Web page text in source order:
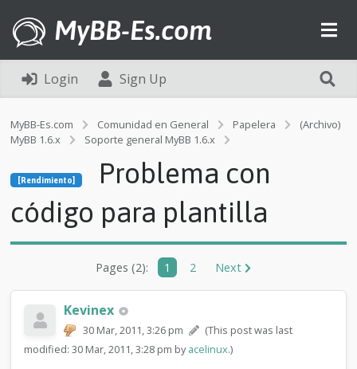
MyBB-Es.com
Login Sign Up
MyBB-Es.com Comunidad en General Papelera
(Archivo)
MyBB 1.6.x
Soporte general MyBB 1.6.x
P
r
o
e
a
c
c
[Rendimiento]
Problema con
código para plantilla
Pages (2): 1 2 Next
Kevinex
30 Mar, 2011, 3:26 pm
(This post was last
modified: 30 Mar, 2011, 3:28 pm byacelinux.)